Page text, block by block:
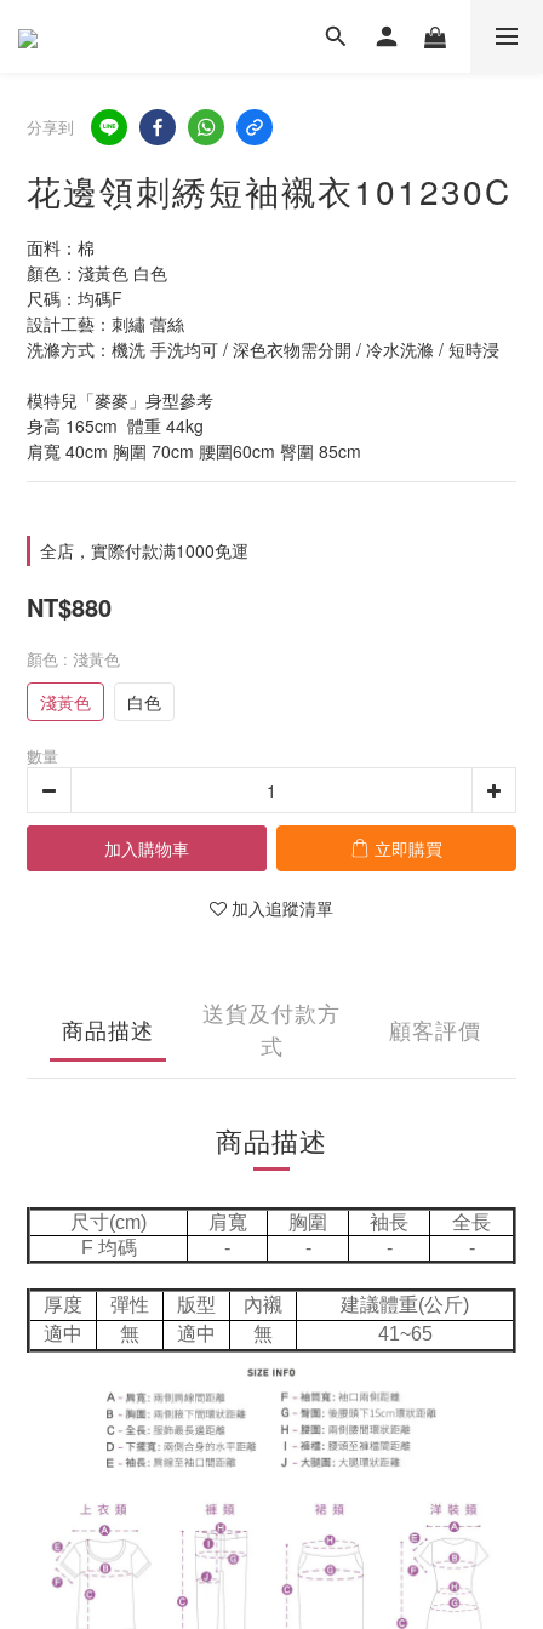
分享到
花邊領刺綉短袖襯衣101230C
面料：棉
顏色：淺黃色 白色
尺碼：均碼F
設計工藝：刺繡 蕾絲
洗滌方式：機洗 手洗均可 / 深色衣物需分開 / 冷水洗滌 / 短時浸
模特兒「麥麥」身型參考
身高 165cm  體重 44kg
肩寬 40cm 胸圍 70cm 腰圍60cm 臀圍 85cm
全店，實際付款满1000免運
NT$880
顏色 : 淺黃色
淺黃色 白色
數量
加入購物車 立即購買
加入追蹤清單
商品描述
送貨及付款方
式
顧客評價
商品描述
尺寸(cm) 肩寬 胸圍 袖長
全長
F 均碼
- - - -
厚度 彈性 版型 內襯
建議體重(公斤)
適中
無 適中 無 41~65